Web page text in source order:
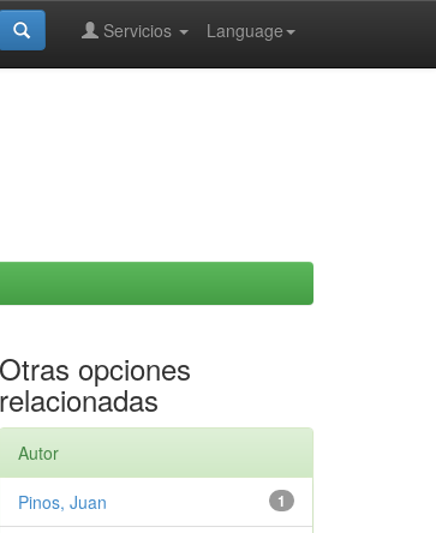
Language
Servicios
Otras opciones
relacionadas
Autor
1
Pinos, Juan